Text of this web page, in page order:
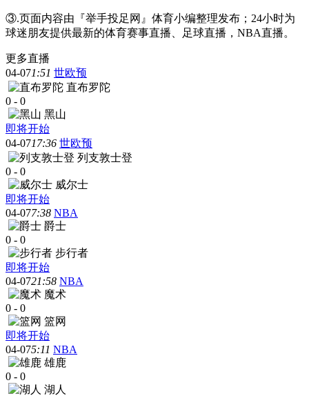
③.页面内容由『举手投足网』体育小编整理发布；24小时为
球迷朋友提供最新的体育赛事直播、足球直播，NBA直播。
更多直播
04-071:51 世欧预
直布罗陀
0 - 0
黑山
即将开始
04-0717:36 世欧预
列支敦士登
0 - 0
威尔士
即将开始
04-077:38 NBA
爵士
0 - 0
步行者
即将开始
04-0721:58 NBA
魔术
0 - 0
篮网
即将开始
04-075:11 NBA
雄鹿
0 - 0
湖人